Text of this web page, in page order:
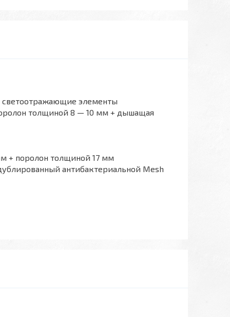
элементы
толщиной 8 — 10 мм + дышащая
+ поролон толщиной 17 мм
антибактериальной Mesh